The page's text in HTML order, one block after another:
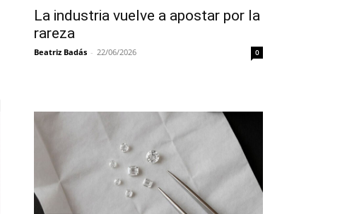
La industria vuelve a apostar por la
rareza
Beatriz Badás - 22/06/2026 0